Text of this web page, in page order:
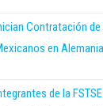
Contratación
en Alemania
de la